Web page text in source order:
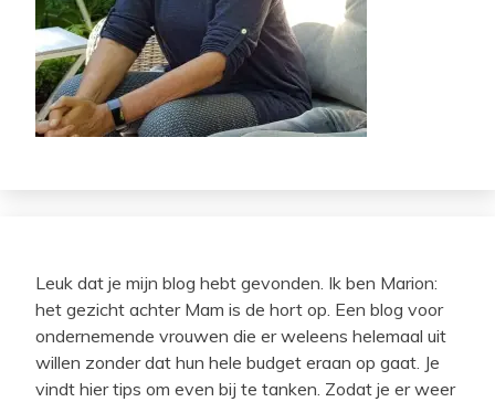
Leuk dat je mijn blog hebt gevonden. Ik ben Marion:
het gezicht achter Mam is de hort op. Een blog voor
ondernemende vrouwen die er weleens helemaal uit
willen zonder dat hun hele budget eraan op gaat. Je
vindt hier tips om even bij te tanken. Zodat je er weer